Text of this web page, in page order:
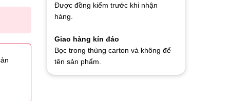
Được đồng kiểm trước khi nhận
hàng.
Giao hàng kín đáo
Bọc trong thùng carton và không để
tên sản phẩm.